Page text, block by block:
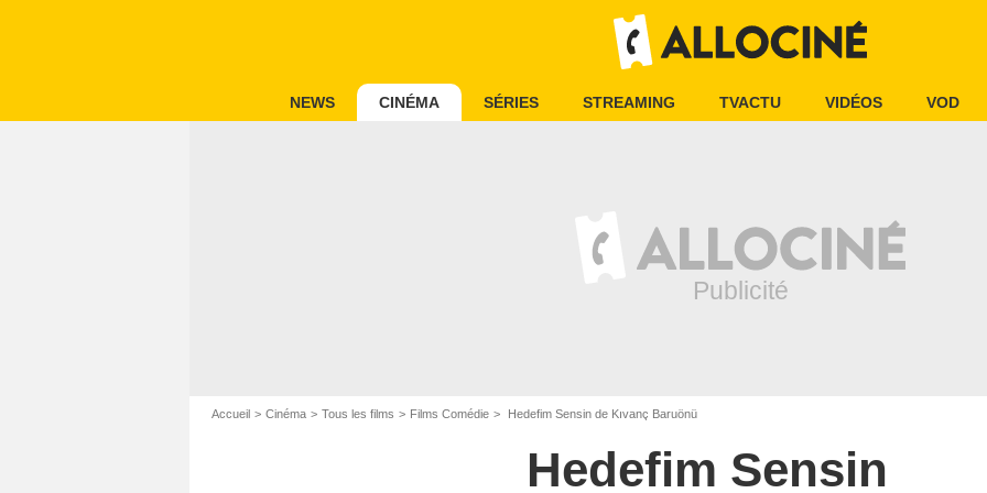
NEWS CINÉMA SÉRIES STREAMING TVACTU VIDÉOS VOD
Accueil Cinéma Tous les films Films Comédie Hedefim Sensin de Kıvanç Baruönü
Hedefim Sensin